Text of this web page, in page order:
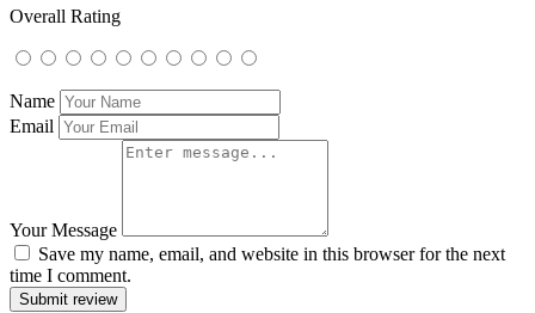
Overall Rating
Name
Email
Your Message
Save my name, email, and website in this browser for the next
time I comment.
Submit review